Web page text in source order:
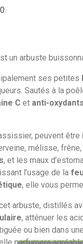
0
un arbuste
ses petites
Sautés à la
C et anti-oxydants
, peuvent être
mélisse,
, et les maux
l’usage de la
, elle vous
arbuste, distillés
, atténuer les
ou bien dans